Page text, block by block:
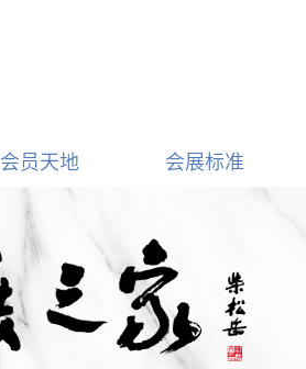
会员天地 会展标准